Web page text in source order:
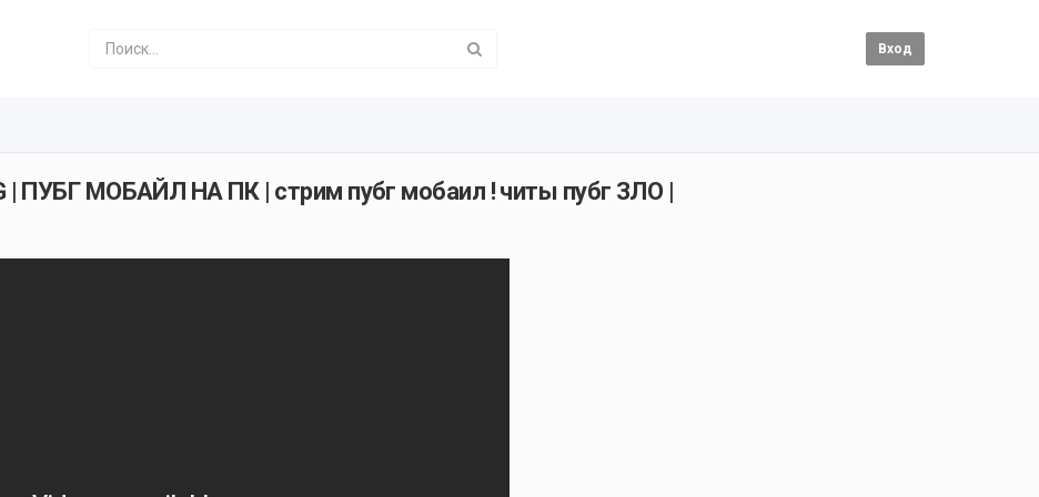
Вход
| ПУБГ МОБАЙЛ НА ПК | стрим пубг мобаил ! читы пубг ЗЛО |